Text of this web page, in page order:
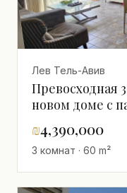
Лев Тель-Авив
Превосходная
новом доме с
₪4,390,000
3 комнат · 60 m²